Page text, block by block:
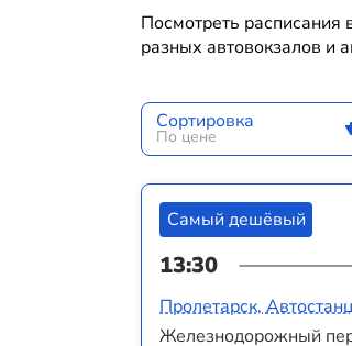
Посмотреть расписания
разных автовокзалов и
Сортировка
По цене
Самый дешёвый
13:30
Пролетарск,
Железнодорожный